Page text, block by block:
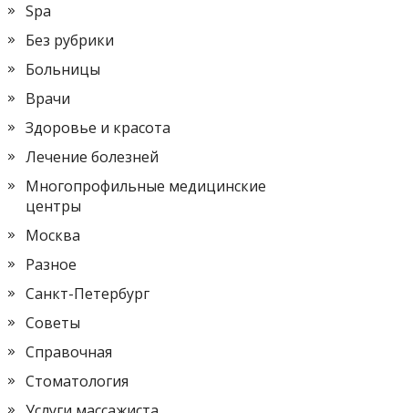
Spa
Без рубрики
Больницы
Врачи
Здоровье и красота
Лечение болезней
Многопрофильные медицинские
центры
Москва
Разное
Санкт-Петербург
Советы
Справочная
Стоматология